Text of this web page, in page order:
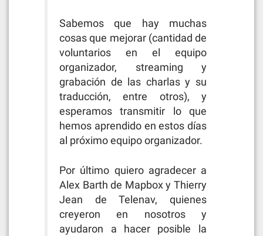
Sabemos que hay muchas
cosas que mejorar (cantidad de
voluntarios en el equipo
organizador, streaming y
grabación de las charlas y su
traducción, entre otros), y
esperamos transmitir lo que
hemos aprendido en estos días
al próximo equipo organizador.
Por último quiero agradecer a
Alex Barth de Mapbox y Thierry
Jean de Telenav, quienes
creyeron en nosotros y
ayudaron a hacer posible la